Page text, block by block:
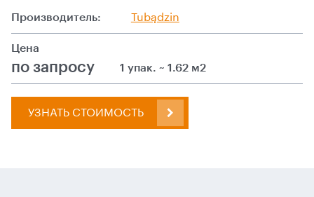
Производитель: Tubądzin
Цена
по запросу 1 упак. ~ 1.62 м2
УЗНАТЬ СТОИМОСТЬ